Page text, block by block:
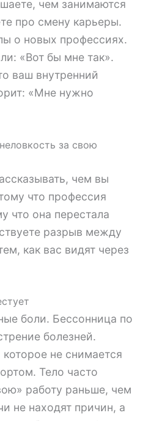
чем занимаются
про смену карьеры.
о новых профессиях.
«Вот бы мне так».
ваш внутренний
«Мне нужно
за свою
чем вы
что профессия
что она перестала
разрыв между
как вас видят через
боли. Бессонница по
болезней.
не снимается
Тело часто
работу раньше, чем
не находят причин, а